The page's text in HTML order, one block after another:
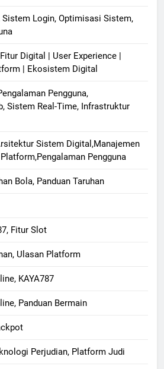
Sistem Login, Optimisasi Sistem,
Digital | User Experience |
| Ekosistem Digital
Pengguna,
Sistem Real-Time, Infrastruktur
Sistem Digital,Manajemen
Pengguna
Bola, Panduan Taruhan
Fitur Slot
Ulasan Platform
KAYA787
Panduan Bermain
Perjudian, Platform Judi